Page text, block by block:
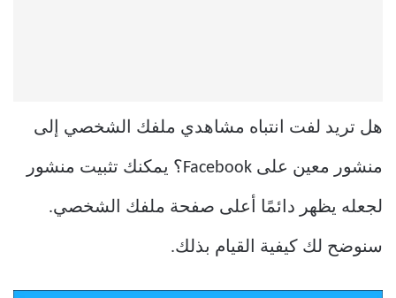
هل تريد لفت انتباه مشاهدي ملفك الشخصي إلى
منشور معين على Facebook؟ يمكنك تثبيت منشور
لجعله يظهر دائمًا أعلى صفحة ملفك الشخصي.
سنوضح لك كيفية القيام بذلك.